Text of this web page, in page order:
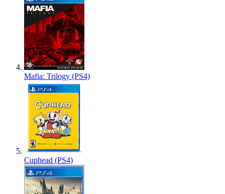
Mafia: Trilogy (PS4)
Cuphead (PS4)